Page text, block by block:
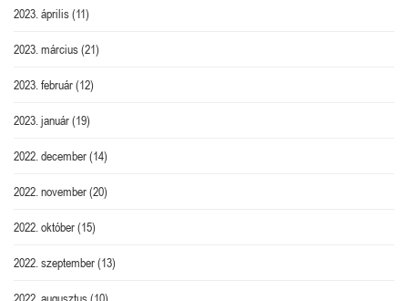
2023. április(11)
2023. március(21)
2023. február(12)
2023. január(19)
2022. december(14)
2022. november(20)
2022. október(15)
2022. szeptember(13)
2022. augusztus(10)